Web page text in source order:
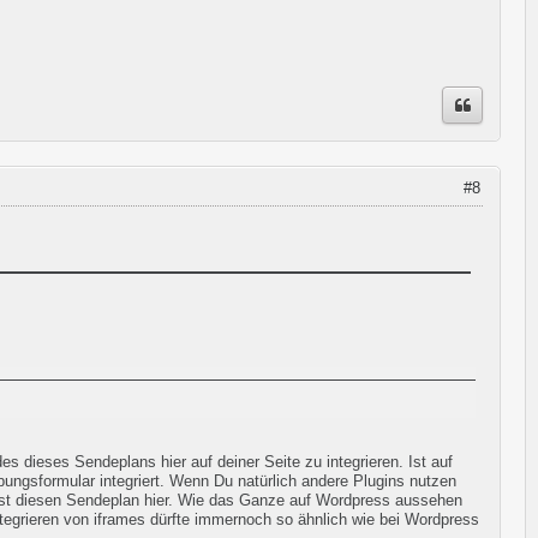
#8
dieses Sendeplans hier auf deiner Seite zu integrieren. Ist auf
integriert. Wenn Du natürlich andere Plugins nutzen
Sendeplan hier. Wie das Ganze auf Wordpress aussehen
von iframes dürfte immernoch so ähnlich wie bei Wordpress